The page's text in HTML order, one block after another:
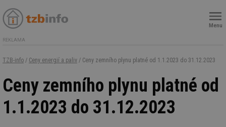
Menu
REKLAMA
TZB-info / Ceny energií a paliv / Ceny zemního plynu platné od 1.1.2023 do 31.12.2023
Ceny zemního plynu platné od
1.1.2023 do 31.12.2023